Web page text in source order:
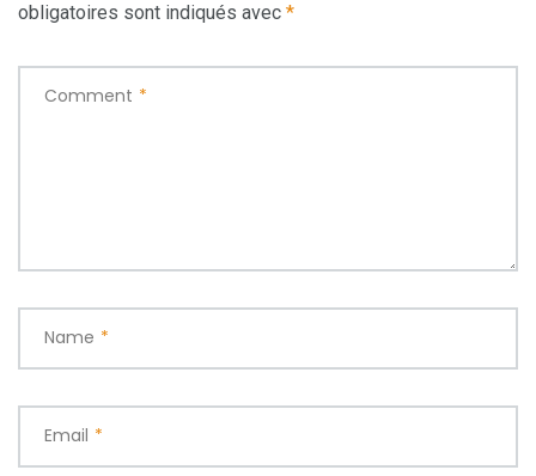
obligatoires sont indiqués avec *
Comment *
Name *
Email *